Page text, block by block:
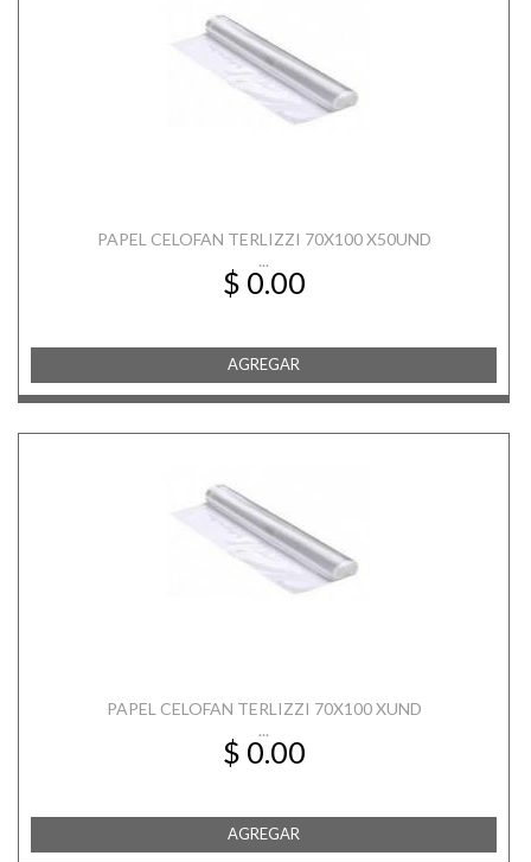
PAPEL CELOFAN TERLIZZI 70X100 X50UND
...
$ 0.00
AGREGAR
PAPEL CELOFAN TERLIZZI 70X100 XUND
...
$ 0.00
AGREGAR